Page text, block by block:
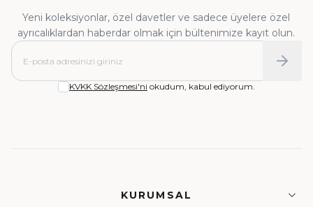
Yeni koleksiyonlar, özel davetler ve sadece üyelere özel
ayrıcalıklardan haberdar olmak için bültenimize kayıt olun.
KVKK Sözleşmesi'ni okudum, kabul ediyorum.
KURUMSAL